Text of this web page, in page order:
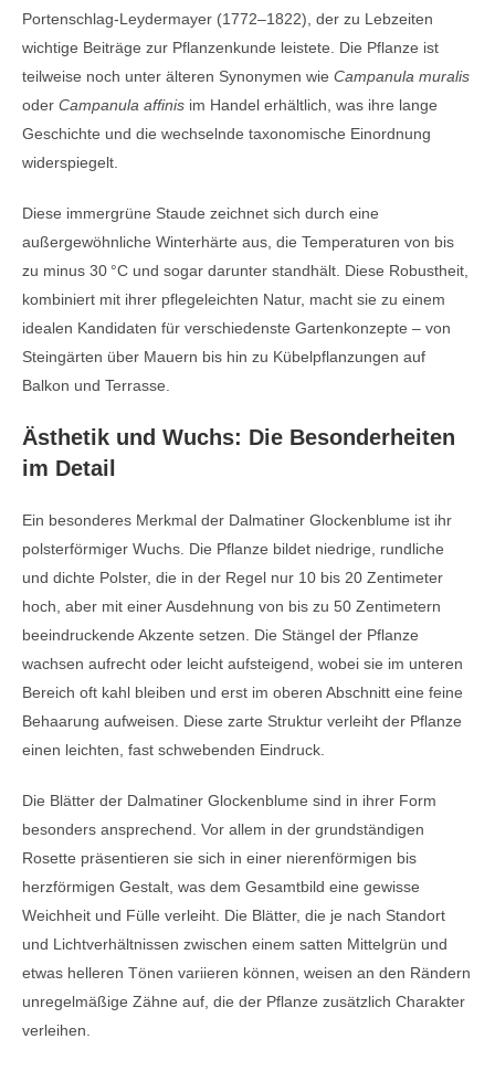
Portenschlag-Leydermayer (1772–1822), der zu Lebzeiten
wichtige Beiträge zur Pflanzenkunde leistete. Die Pflanze ist
teilweise noch unter älteren Synonymen wie Campanula muralis
oder Campanula affinis im Handel erhältlich, was ihre lange
Geschichte und die wechselnde taxonomische Einordnung
widerspiegelt.
Diese immergrüne Staude zeichnet sich durch eine
außergewöhnliche Winterhärte aus, die Temperaturen von bis
zu minus 30 °C und sogar darunter standhält. Diese Robustheit,
kombiniert mit ihrer pflegeleichten Natur, macht sie zu einem
idealen Kandidaten für verschiedenste Gartenkonzepte – von
Steingärten über Mauern bis hin zu Kübelpflanzungen auf
Balkon und Terrasse.
Ästhetik und Wuchs: Die Besonderheiten
im Detail
Ein besonderes Merkmal der Dalmatiner Glockenblume ist ihr
polsterförmiger Wuchs. Die Pflanze bildet niedrige, rundliche
und dichte Polster, die in der Regel nur 10 bis 20 Zentimeter
hoch, aber mit einer Ausdehnung von bis zu 50 Zentimetern
beeindruckende Akzente setzen. Die Stängel der Pflanze
wachsen aufrecht oder leicht aufsteigend, wobei sie im unteren
Bereich oft kahl bleiben und erst im oberen Abschnitt eine feine
Behaarung aufweisen. Diese zarte Struktur verleiht der Pflanze
einen leichten, fast schwebenden Eindruck.
Die Blätter der Dalmatiner Glockenblume sind in ihrer Form
besonders ansprechend. Vor allem in der grundständigen
Rosette präsentieren sie sich in einer nierenförmigen bis
herzförmigen Gestalt, was dem Gesamtbild eine gewisse
Weichheit und Fülle verleiht. Die Blätter, die je nach Standort
und Lichtverhältnissen zwischen einem satten Mittelgrün und
etwas helleren Tönen variieren können, weisen an den Rändern
unregelmäßige Zähne auf, die der Pflanze zusätzlich Charakter
verleihen.